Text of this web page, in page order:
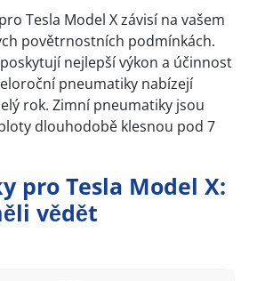
Tesla Model X závisí na vašem
povětrnostních podmínkách.
nejlepší výkon a účinnost
pneumatiky nabízejí
rok. Zimní pneumatiky jsou
dlouhodobě klesnou pod 7
pro Tesla Model X:
vědět